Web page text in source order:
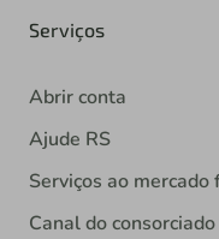
Serviços
Abrir conta
Ajude RS
Serviços ao mercado
Canal do consorciado